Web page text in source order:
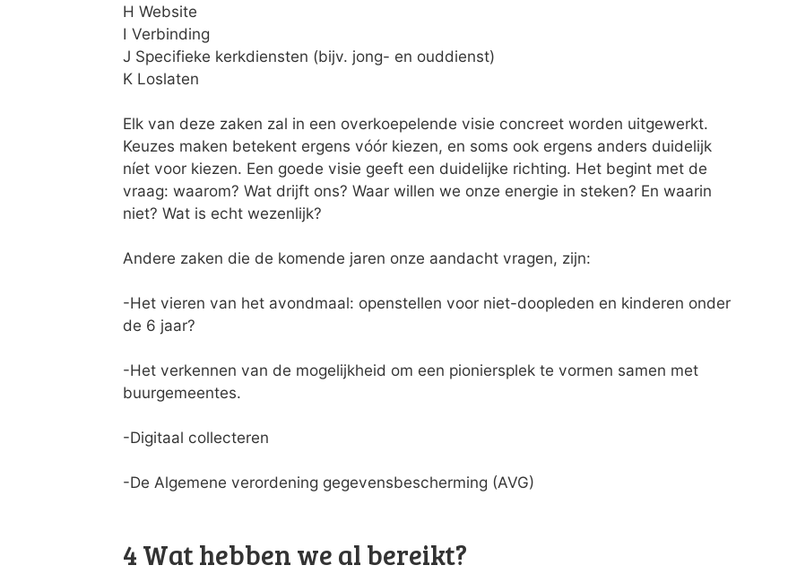
H Website
I Verbinding
J Specifieke kerkdiensten (bijv. jong- en ouddienst)
K Loslaten
Elk van deze zaken zal in een overkoepelende visie concreet worden uitgewerkt.
Keuzes maken betekent ergens vóór kiezen, en soms ook ergens anders duidelijk
níet voor kiezen. Een goede visie geeft een duidelijke richting. Het begint met de
vraag: waarom? Wat drijft ons? Waar willen we onze energie in steken? En waarin
niet? Wat is echt wezenlijk?
Andere zaken die de komende jaren onze aandacht vragen, zijn:
-Het vieren van het avondmaal: openstellen voor niet-doopleden en kinderen onder
de 6 jaar?
-Het verkennen van de mogelijkheid om een pioniersplek te vormen samen met
buurgemeentes.
-Digitaal collecteren
-De Algemene verordening gegevensbescherming (AVG)
4 Wat hebben we al bereikt?